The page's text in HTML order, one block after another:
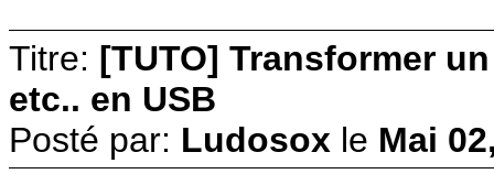
Titre: [TUTO] Transformer
etc.. en USB
Posté par: Ludosox le Mai